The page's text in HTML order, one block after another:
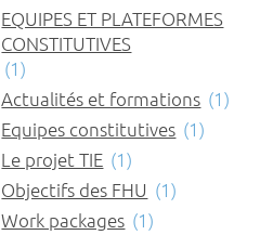
EQUIPES ET PLATEFORMES
CONSTITUTIVES
(1)
Actualités et formations (1)
Equipes constitutives (1)
Le projet TIE (1)
Objectifs des FHU (1)
Work packages (1)